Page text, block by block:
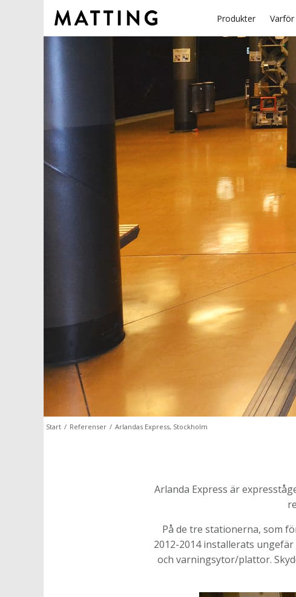
Produkter Varför
Start / Referenser / Arlandas Express, Stockholm
Arlanda Express är
På de tre stationerna, som
2012-2014 installerats
och varningsytor/plattor.